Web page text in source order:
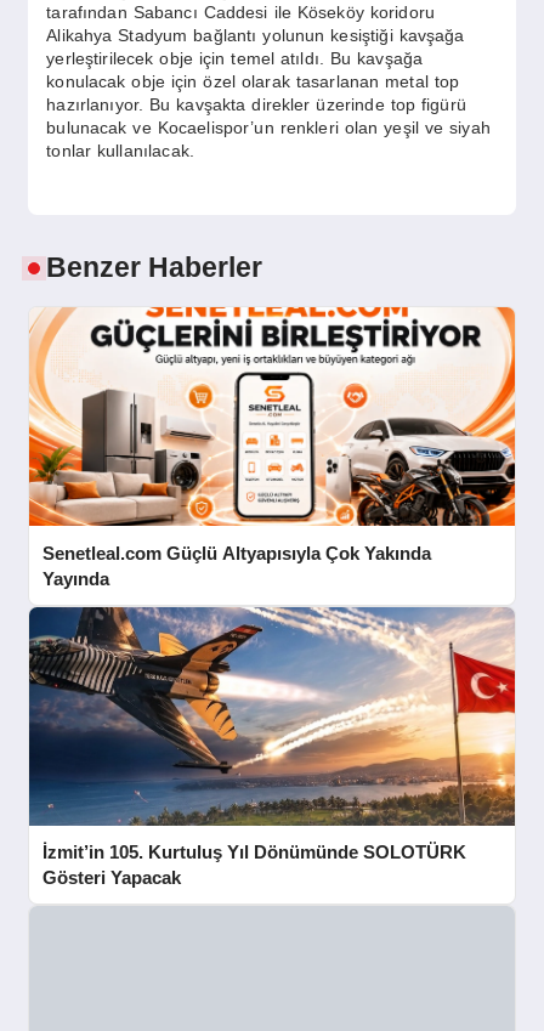
tarafından Sabancı Caddesi ile Köseköy koridoru
Alikahya Stadyum bağlantı yolunun kesiştiği kavşağa
yerleştirilecek obje için temel atıldı. Bu kavşağa
konulacak obje için özel olarak tasarlanan metal top
hazırlanıyor. Bu kavşakta direkler üzerinde top figürü
bulunacak ve Kocaelispor’un renkleri olan yeşil ve siyah
tonlar kullanılacak.
Benzer Haberler
Senetleal.com Güçlü Altyapısıyla Çok Yakında
Yayında
İzmit’in 105. Kurtuluş Yıl Dönümünde SOLOTÜRK
Gösteri Yapacak